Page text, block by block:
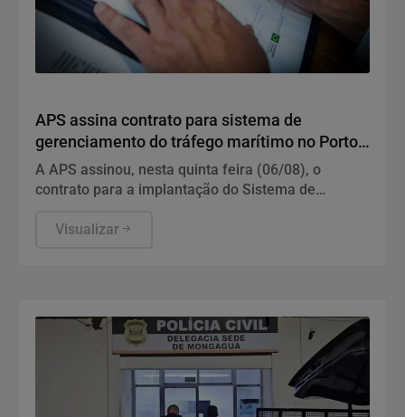
APS assina contrato para sistema de
gerenciamento do tráfego marítimo no Porto
de Santos
A APS assinou, nesta quinta feira (06/08), o
contrato para a implantação do Sistema de
Embarcações.
Visualizar